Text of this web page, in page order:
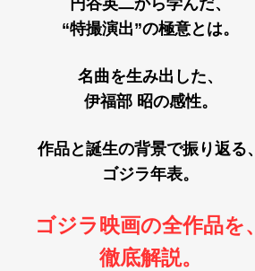
円谷英二から学んだ、
“特撮演出”の極意とは。
名曲を生み出した、
伊福部 昭の感性。
作品と誕生の背景で振り返る、
ゴジラ年表。
ゴジラ映画の全作品を、
徹底解説。